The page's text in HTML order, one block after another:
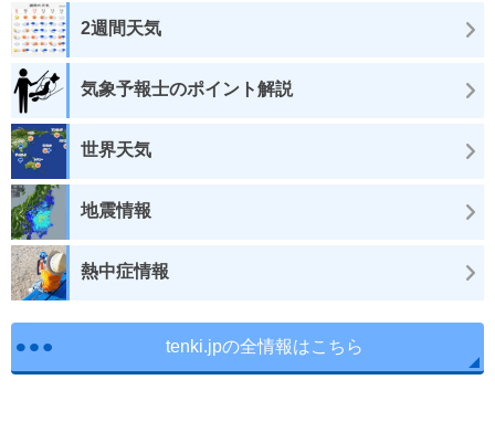
2週間天気
気象予報士のポイント解説
世界天気
地震情報
熱中症情報
tenki.jpの全情報はこちら